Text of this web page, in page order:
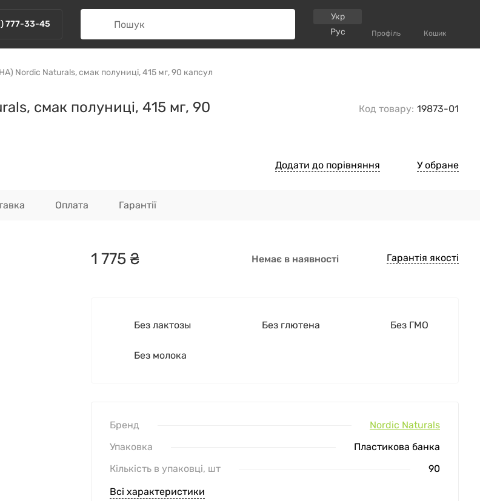
777-33-45
Укр
Рус
Профіль Кошик
Nordic Naturals, смак полуниці, 415 мг, 90 капсул
смак полуниці, 415 мг, 90
Код товару: 19873-01
Додати до порівняння У обране
Оплата Гарантії
1 775 ₴ Немає в наявності Гарантія якості
Без лактозы Без глютена Без ГМО
Без молока
Бренд
Nordic Naturals
Упаковка
Пластикова банка
Кількість в упаковці, шт
90
Всі характеристики